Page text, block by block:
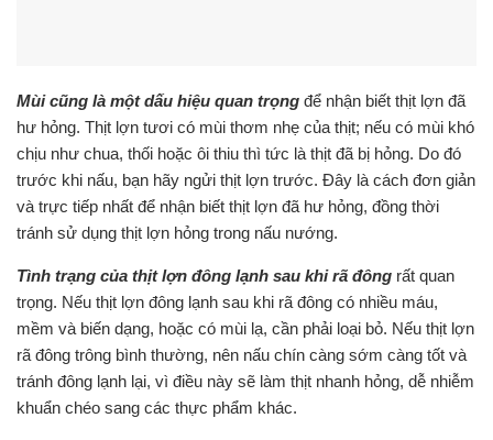
Mùi cũng là một dấu hiệu quan trọng để nhận biết thịt lợn đã
hư hỏng. Thịt lợn tươi có mùi thơm nhẹ của thịt; nếu có mùi khó
chịu như chua, thối hoặc ôi thiu thì tức là thịt đã bị hỏng. Do đó
trước khi nấu, bạn hãy ngửi thịt lợn trước. Đây là cách đơn giản
và trực tiếp nhất để nhận biết thịt lợn đã hư hỏng, đồng thời
tránh sử dụng thịt lợn hỏng trong nấu nướng.
Tình trạng của thịt lợn đông lạnh sau khi rã đông rất quan
trọng. Nếu thịt lợn đông lạnh sau khi rã đông có nhiều máu,
mềm và biến dạng, hoặc có mùi lạ, cần phải loại bỏ. Nếu thịt lợn
rã đông trông bình thường, nên nấu chín càng sớm càng tốt và
tránh đông lạnh lại, vì điều này sẽ làm thịt nhanh hỏng, dễ nhiễm
khuẩn chéo sang các thực phẩm khác.